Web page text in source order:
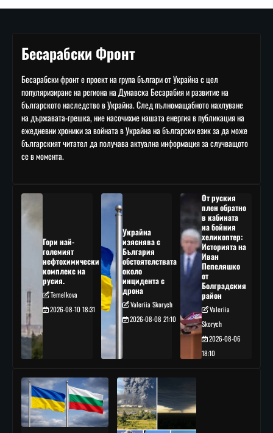
Бесарабски Фронт
Бесарабски фронт е проект на група българи от Украйна с цел
популяризиране на региона на Дунавска Бесарабия и развитие на
българското наследство в Украйна. След пълномащабното нахлуване
на държавата-грешка, ние насочихме нашата енергия в публикация на
ежедневни хроники за войната в Украйна на български език за да може
българският читател да получава актуална информация за случващото
се в момента.
Гори най-
големият
нефтохимически
комплекс на
русия.
Temelkova
2026-08-10 18:31
Украйна
изяснява с
България
обстоятелствата
около
инцидента с
дрона
Valeriia Skorych
2026-08-08 21:10
От руския
плен обратно
в кабината
на бойния
хеликоптер:
Историята на
Иван
Пепеляшко
от
Болградския
район
Valeriia
Skorych
2026-08-06
18:10